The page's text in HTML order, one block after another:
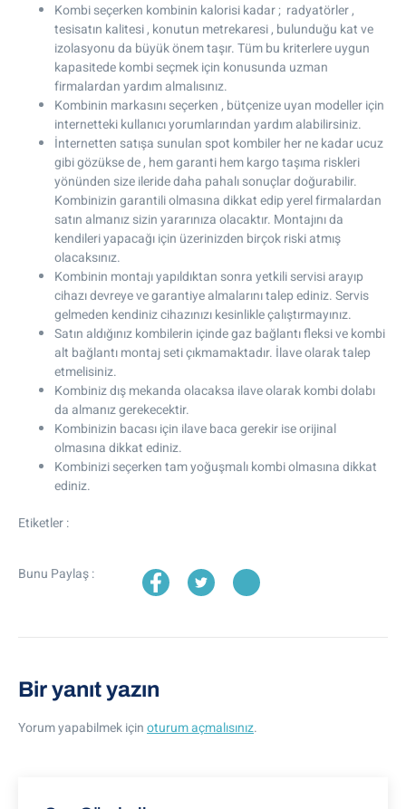
Kombi seçerken kombinin kalorisi kadar ; radyatörler ,
tesisatın kalitesi , konutun metrekaresi , bulunduğu kat ve
izolasyonu da büyük önem taşır. Tüm bu kriterlere uygun
kapasitede kombi seçmek için konusunda uzman
firmalardan yardım almalısınız.
Kombinin markasını seçerken , bütçenize uyan modeller için
internetteki kullanıcı yorumlarından yardım alabilirsiniz.
İnternetten satışa sunulan spot kombiler her ne kadar ucuz
gibi gözükse de , hem garanti hem kargo taşıma riskleri
yönünden size ileride daha pahalı sonuçlar doğurabilir.
Kombinizin garantili olmasına dikkat edip yerel firmalardan
satın almanız sizin yararınıza olacaktır. Montajını da
kendileri yapacağı için üzerinizden birçok riski atmış
olacaksınız.
Kombinin montajı yapıldıktan sonra yetkili servisi arayıp
cihazı devreye ve garantiye almalarını talep ediniz. Servis
gelmeden kendiniz cihazınızı kesinlikle çalıştırmayınız.
Satın aldığınız kombilerin içinde gaz bağlantı fleksi ve kombi
alt bağlantı montaj seti çıkmamaktadır. İlave olarak talep
etmelisiniz.
Kombiniz dış mekanda olacaksa ilave olarak kombi dolabı
da almanız gerekecektir.
Kombinizin bacası için ilave baca gerekir ise orijinal
olmasına dikkat ediniz.
Kombinizi seçerken tam yoğuşmalı kombi olmasına dikkat
ediniz.
Etiketler :
Bunu Paylaş :
Bir yanıt yazın
Yorum yapabilmek içinoturum açmalısınız.